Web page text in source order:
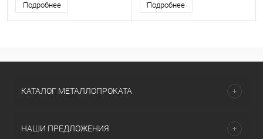
Подробнее Подробнее
КАТАЛОГ МЕТАЛЛОПРОКАТА
НАШИ ПРЕДЛОЖЕНИЯ